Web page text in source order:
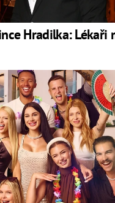
Hradilka: Lékaři